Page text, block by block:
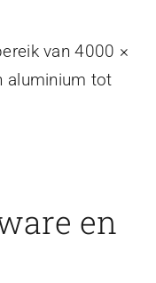
van 4000 ×
aluminium tot
en